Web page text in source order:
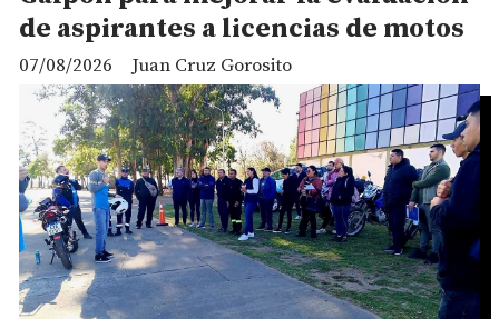
de aspirantes a licencias de motos
Juan Cruz Gorosito
07/08/2026